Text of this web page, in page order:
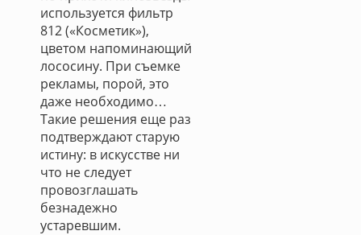
используется фильтр
812 («Косметик»),
цветом напоминающий
лососину. При съемке
рекламы, порой, это
даже необходимо…
Такие решения еще раз
подтверждают старую
истину: в искусстве ни
что не следует
провозглашать
безнадежно
устаревшим.